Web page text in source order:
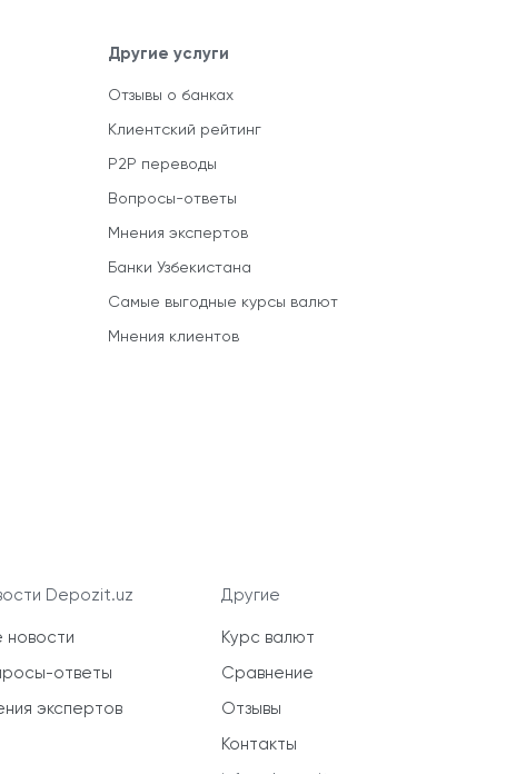
Другие услуги
Отзывы о банках
Клиентский рейтинг
P2P переводы
Вопросы-ответы
Мнения экспертов
Банки Узбекистана
Самые выгодные курсы валют
Мнения клиентов
Depozit.uz
новости
ответы
экспертов
Другие
Курс валют
Сравнение
Отзывы
Контакты